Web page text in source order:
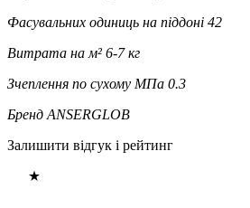
Фасувальних одиниць на піддоні 42
Витрата на м² 6-7 кг
Зчеплення по сухому МПа 0.3
Бренд ANSERGLOB
Залишити відгук і рейтинг